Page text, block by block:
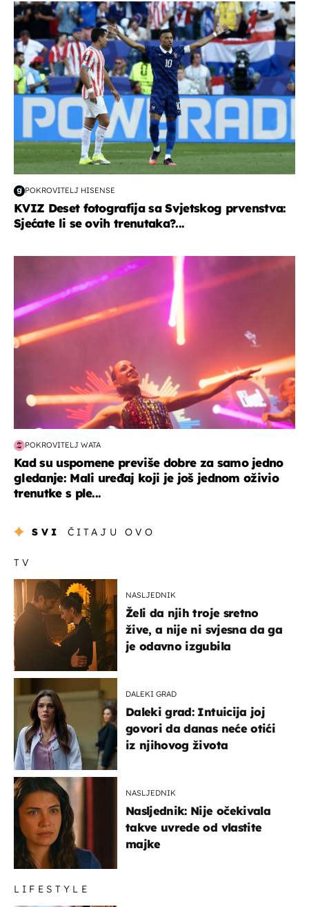
svjetsko prvenstvo 2026
POKROVITELJ HISENSE
KVIZ Deset fotografija sa Svjetskog prvenstva:
Sjećate li se ovih trenutaka?...
POKROVITELJ WATA
Kad su uspomene previše dobre za samo jedno
gledanje: Mali uređaj koji je još jednom oživio
trenutke s ple...
SVI ČITAJU OVO
TV
NASLJEDNIK
Želi da njih troje sretno
žive, a nije ni svjesna da ga
je odavno izgubila
DALEKI GRAD
Daleki grad: Intuicija joj
govori da danas neće otići
iz njihovog života
NASLJEDNIK
Nasljednik: Nije očekivala
takve uvrede od vlastite
majke
LIFESTYLE